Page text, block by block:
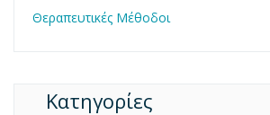
Θεραπευτικές Μέθοδοι
Kατηγορίες